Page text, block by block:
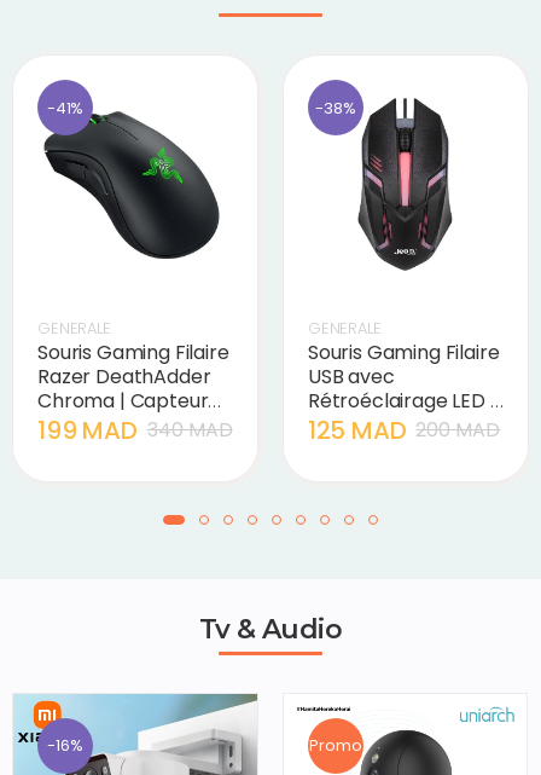
-41%
GENERALE
Souris Gaming Filaire
Razer DeathAdder
Chroma | Capteur
Optique 10000 DPI &
199 MAD 340 MAD
-38%
GENERALE
Souris Gaming Filaire
USB avec
Rétroéclairage LED |
Capteur Optique 3D
125 MAD 200 MAD
Tv & Audio
-16% Promo